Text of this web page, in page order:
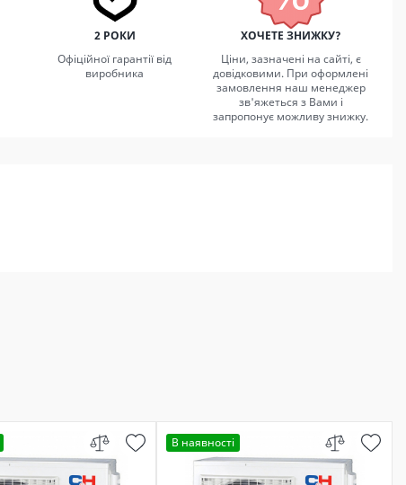
2 РОКИ
Офіційної гарантії від
виробника
ХОЧЕТЕ ЗНИЖКУ?
Ціни, зазначені на сайті, є
довідковими. При оформлені
замовлення наш менеджер
зв'яжеться з Вами і
запропонує можливу знижку.
В наявності